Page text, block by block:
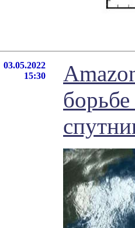
03.05.2022
15:30